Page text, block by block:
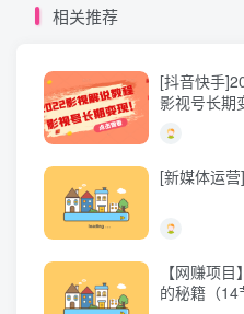
相关推荐
[抖音快手
影视号长期
[新媒体运
【网赚项
的秘籍（14